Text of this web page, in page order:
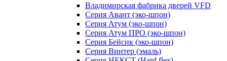
Владимирская фабрика дверей VFD
Серия Авант (эко-шпон)
Серия Атум (эко-шпон)
Серия Атум ПРО (эко-шпон)
Серия Бейсик (эко-шпон)
Серия Винтер (эмаль)